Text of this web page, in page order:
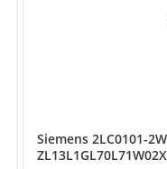
Siemens 2LC0101-